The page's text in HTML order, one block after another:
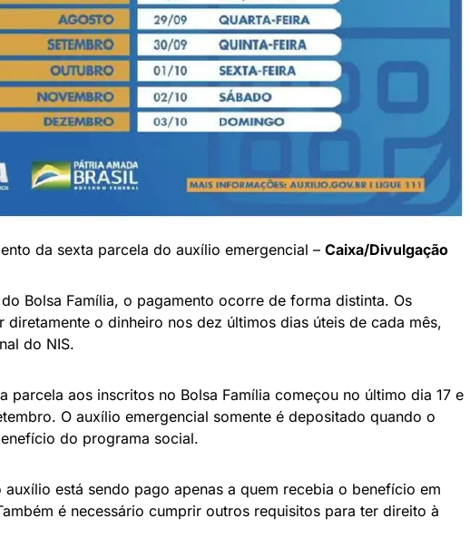
da sexta parcela do auxílio emergencial – Caixa/Divulgação
Bolsa Família, o pagamento ocorre de forma distinta. Os
diretamente o dinheiro nos dez últimos dias úteis de cada mês,
do NIS.
parcela aos inscritos no Bolsa Família começou no último dia 17 e
O auxílio emergencial somente é depositado quando o
do programa social.
está sendo pago apenas a quem recebia o benefício em
é necessário cumprir outros requisitos para ter direito à